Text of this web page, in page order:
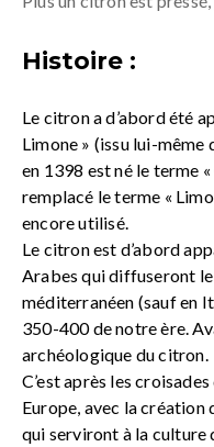
Histoire :
Le citron a d’abord été
Limone » (issu lui-même
en 1398 est né le terme
remplacé le terme «
encore utilisé.
Le citron est d’abord
Arabes qui diffuseront
méditerranéen (sauf en
350-400 de notre ère.
archéologique du citron.
C’est après les
Europe, avec la création
qui serviront à la culture